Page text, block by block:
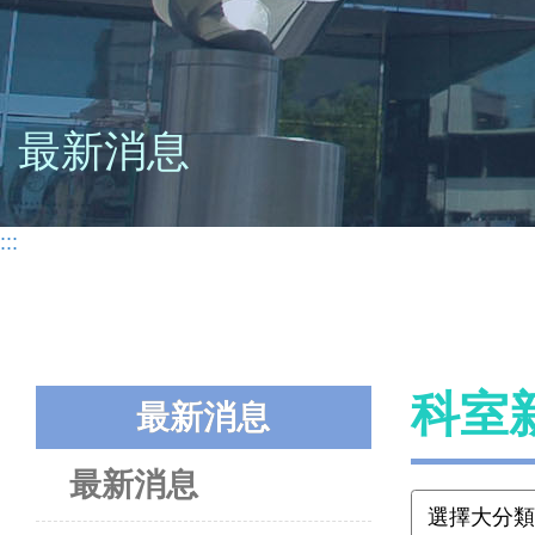
最新消息
:::
最新消息
最新消息
科室